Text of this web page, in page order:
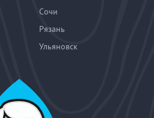
Сочи
Рязань
Ульяновск